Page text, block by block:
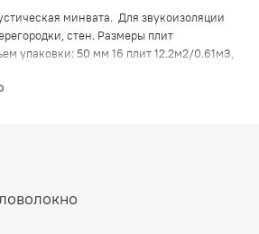
минвата. Для звукоизоляции
стен. Размеры плит
упаковки: 50 мм 16 плит 12.2м2/0.61м3,
указанному на сайте.